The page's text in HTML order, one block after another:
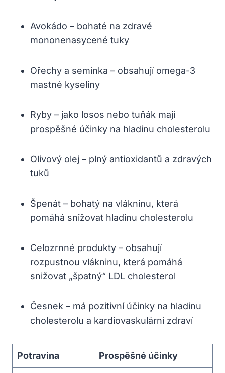
Avokádo – bohaté na zdravé
mononenasycené tuky
Ořechy a semínka – obsahují omega-3
mastné kyseliny
Ryby – jako losos nebo tuňák mají
prospěšné účinky na hladinu cholesterolu
Olivový olej – plný antioxidantů a zdravých
tuků
Špenát – bohatý na vlákninu, která
pomáhá snižovat hladinu cholesterolu
Celozrnné produkty – obsahují
rozpustnou vlákninu, která pomáhá
snižovat „špatný“ LDL cholesterol
Česnek – má pozitivní účinky na hladinu
cholesterolu a kardiovaskulární zdraví
Potravina Prospěšné účinky